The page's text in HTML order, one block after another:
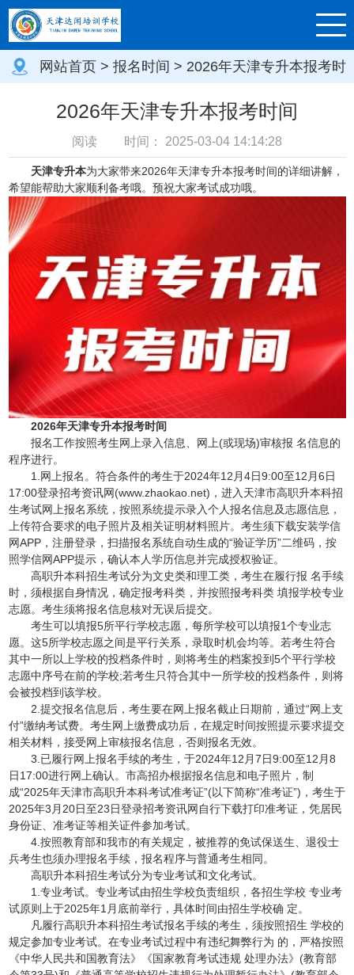
网站首页 > 报名时间 > 2026年天津专升本报考时
2026年天津专升本报考时间
阅读 时间： 2025-03-04 14:14:28
天津专升本为大家带来2026年天津专升本报考时间的详细讲解，
希望能帮助大家顺利备考哦。预祝大家考试成功哦。
2026年天津专升本报考时间
报名工作按照考生网上录入信息、网上(或现场)审核报 名信息的
程序进行。
1.网上报名。符合条件的考生于2024年12月4日9:00至12月6日
17:00登录招考资讯网(www.zhaokao.net)，进入天津市高职升本科招
生考试网上报名系统，按照系统提示录入个人报名信息及志愿信息，
上传符合要求的电子照片及相关证明材料照片。考生须下载安装学信
网APP，注册登录，扫描报名系统自动生成的“验证学历”二维码，按
照学信网APP提示，确认本人学历信息并完成授权验证。
高职升本科招生考试分为文史类和理工类，考生在履行报 名手续
时，须根据自身情况，确定报考科类，并按照报考科类 填报学校专业
志愿。考生须将报名信息核对无误后提交。
考生可以填报5所平行学校志愿，每所学校可以填报1个专业志
愿。这5所学校志愿之间是平行关系，录取时机会均等。若考生符合
其中一所以上学校的投档条件时，则将考生的档案投到5个平行学校
志愿中序号在前的学校;若考生只符合其中一所学校的投档条件，则将
会被投档到该学校。
2.提交报名信息后，考生要在网上报名截止日期前，通过“网上支
付”缴纳考试费。考生网上缴费成功后，在规定时间按照提示要求提交
相关材料，接受网上审核报名信息，否则报名无效。
3.已履行网上报名手续的考生，于2024年12月7日9:00至12月8
日17:00进行网上确认。市高招办根据报名信息和电子照片，制
成“2025年天津市高职升本科考试准考证”(以下简称“准考证”)，考生于
2025年3月20日至23日登录招考资讯网自行下载打印准考证，凭居民
身份证、准考证等相关证件参加考试。
4.按照教育部和我市的有关规定，被推荐的免试保送生、退役士
兵考生也须办理报名手续，报名程序与普通考生相同。
高职升本科招生考试分为专业考试和文化考试。
1.专业考试。专业考试由招生学校负责组织，各招生学校 专业考
试原则上于2025年1月底前举行，具体时间由招生学校确 定。
凡履行高职升本科招生考试报名手续的考生，须按照招生 学校的
规定参加专业考试。在专业考试过程中有违纪舞弊行为 的，严格按照
《中华人民共和国教育法》《国家教育考试违规 处理办法》(教育部